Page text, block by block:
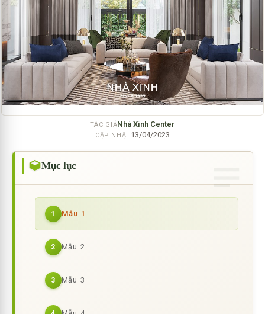
t
i
n
TÁC GIẢNhà Xinh Center
CẬP NHẬT13/04/2023
Mục lục
1 Mẫu 1
2 Mẫu 2
3 Mẫu 3